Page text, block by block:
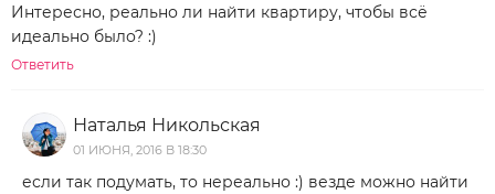
Интересно, реально ли найти квартиру, чтобы всё
идеально было? :)
Ответить
Наталья Никольская
01 ИЮНЯ, 2016 В 18:30
если так подумать, то нереально :) везде можно найти